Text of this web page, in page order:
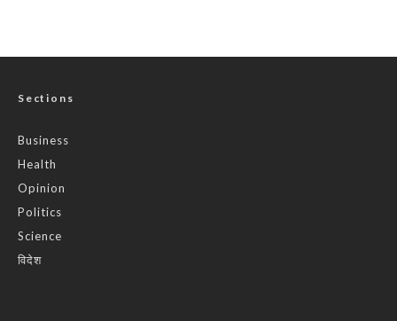
Sections
Business
Health
Opinion
Politics
Science
विदेश